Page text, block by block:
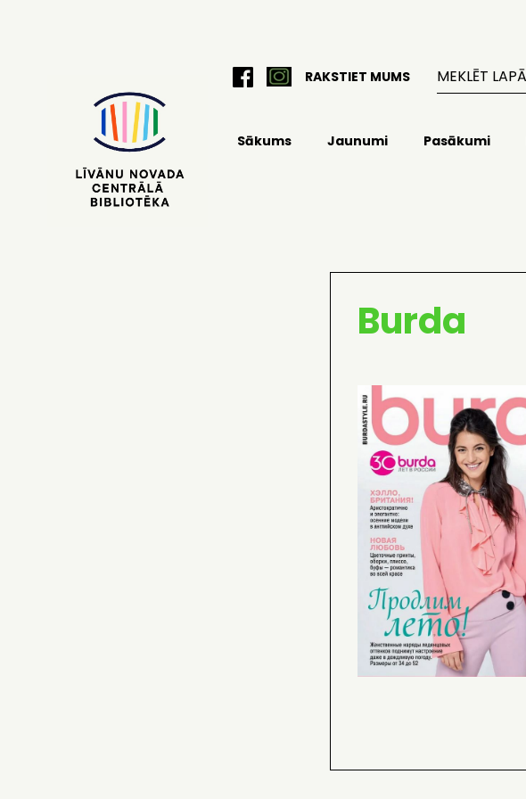
RAKSTIET MUMS
Sākums Jaunumi Pasākumi
Burda